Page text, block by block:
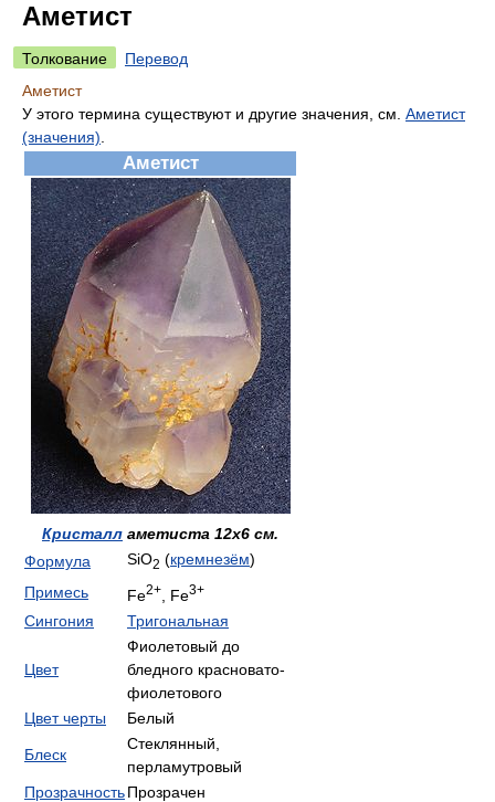
Аметист
Толкование
Перевод
Аметист
У этого термина существуют и другие значения, см. Аметист
(значения)
Аметист
Кристалл аметиста 12x6 см.
Формула
SiO2 (кремнезём)
Примесь
Fe2+ , Fe3+
Сингония Тригональная
Цвет
Фиолетовый до
бледного красновато-
фиолетового
Цвет черты
Белый
Блеск
Стеклянный,
перламутровый
ПрозрачностьПрозрачен